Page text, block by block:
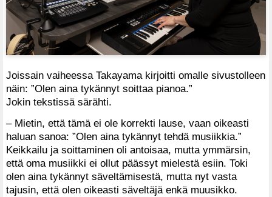
Joissain vaiheessa Takayama kirjoitti omalle sivustolleen
näin: ”Olen aina tykännyt soittaa pianoa.”
Jokin tekstissä särähti.
– Mietin, että tämä ei ole korrekti lause, vaan oikeasti
haluan sanoa: ”Olen aina tykännyt tehdä musiikkia.”
Keikkailu ja soittaminen oli antoisaa, mutta ymmärsin,
että oma musiikki ei ollut päässyt mielestä esiin. Toki
olen aina tykännyt säveltämisestä, mutta nyt vasta
tajusin, että olen oikeasti säveltäjä enkä muusikko.